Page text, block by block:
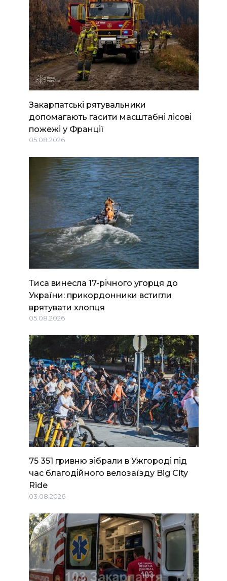
Закарпатські рятувальники
допомагають гасити масштабні лісові
пожежі у Франції
05.08.2026
Тиса винесла 17-річного угорця до
України: прикордонники встигли
врятувати хлопця
05.08.2026
75 351 гривню зібрали в Ужгороді під
час благодійного велозаїзду Big Сity
Ride
03.08.2026